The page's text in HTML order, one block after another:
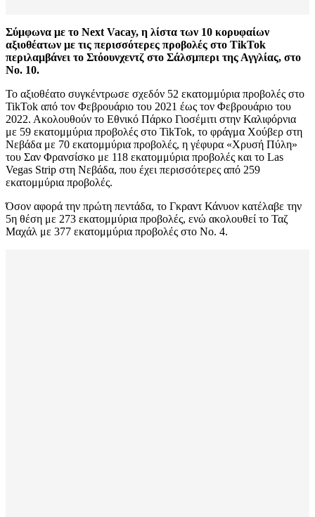
Σύμφωνα με το Next Vacay, η λίστα των 10 κορυφαίων
αξιοθέατων με τις περισσότερες προβολές στο TikTok
περιλαμβάνει το Στόουνχεντζ στο Σάλσμπερι της Αγγλίας, στο
Νο. 10.
Το αξιοθέατο συγκέντρωσε σχεδόν 52 εκατομμύρια προβολές στο
TikTok από τον Φεβρουάριο του 2021 έως τον Φεβρουάριο του
2022. Ακολουθούν το Εθνικό Πάρκο Γιοσέμιτι στην Καλιφόρνια
με 59 εκατομμύρια προβολές στο TikTok, το φράγμα Χούβερ στη
Νεβάδα με 70 εκατομμύρια προβολές, η γέφυρα «Χρυσή Πύλη»
του Σαν Φρανσίσκο με 118 εκατομμύρια προβολές και το Las
Vegas Strip στη Νεβάδα, που έχει περισσότερες από 259
εκατομμύρια προβολές.
Όσον αφορά την πρώτη πεντάδα, το Γκραντ Κάνυον κατέλαβε την
5η θέση με 273 εκατομμύρια προβολές, ενώ ακολουθεί το Ταζ
Μαχάλ με 377 εκατομμύρια προβολές στο Νο. 4.